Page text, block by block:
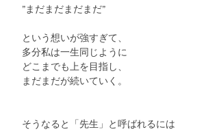
”まだまだまだまだ”
という想いが強すぎて、
多分私は一生同じように
どこまでも上を目指し、
まだまだが続いていく。
そうなると「先生」と呼ばれるには